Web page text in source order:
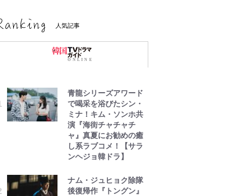
人気記事
青龍シリーズアワード
で喝采を浴びたシン・
ミナ！キム・ソンホ共
演『海街チャチャチ
ャ』真夏にお勧めの癒
し系ラブコメ！【サラ
ンヘジョ韓ドラ】
ナム・ジュヒョク除隊
後復帰作『トングン』